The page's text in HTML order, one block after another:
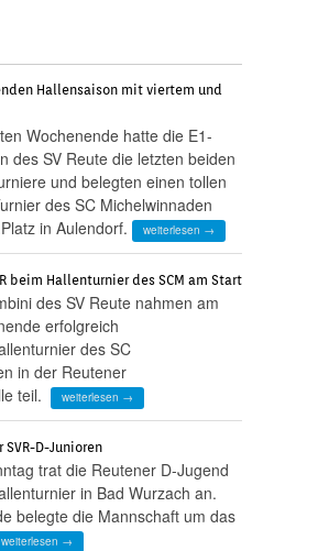
Hallensaison mit viertem und
Wochenende hatte die E1-
des SV Reute die letzten beiden
und belegten einen tollen
des SC Michelwinnaden
in Aulendorf.
weiterlesen →
beim Hallenturnier des SCM am Start
des SV Reute nahmen am
erfolgreich
des SC
in der Reutener
teil.
weiterlesen →
D-Junioren
trat die Reutener D-Jugend
in Bad Wurzach an.
belegte die Mannschaft um das
weiterlesen →